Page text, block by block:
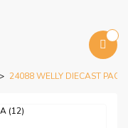
24088 WELLY DIECAST